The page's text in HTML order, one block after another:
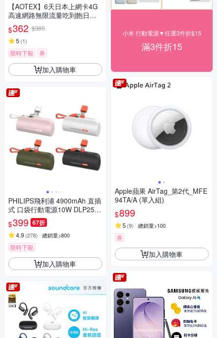
【AOTEX】6天日本上網卡4G
高速網路無限流量吃到飽日本S
IM卡日本手機上網
$362 $385
5 (1)
限時下殺 券
加入購物車
PHILIPS飛利浦 4900mAh 直插
式 口袋行動電源10W DLP2550
17.88Wh_具Wh標示
$399 67折
4.9 (278) 總銷量>800
限時下殺
加入購物車
小米 行動電源▼任選3件折$15
滿3件折15
Apple蘋果 AirTag_第2代_MFE
94TA/A (單入組)
$899
5 (9) 總銷量>100
券
加入購物車